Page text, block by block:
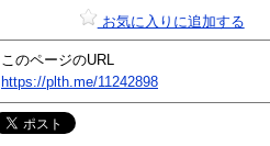
お気に入りに追加する
このページのURL
https://plth.me/11242898